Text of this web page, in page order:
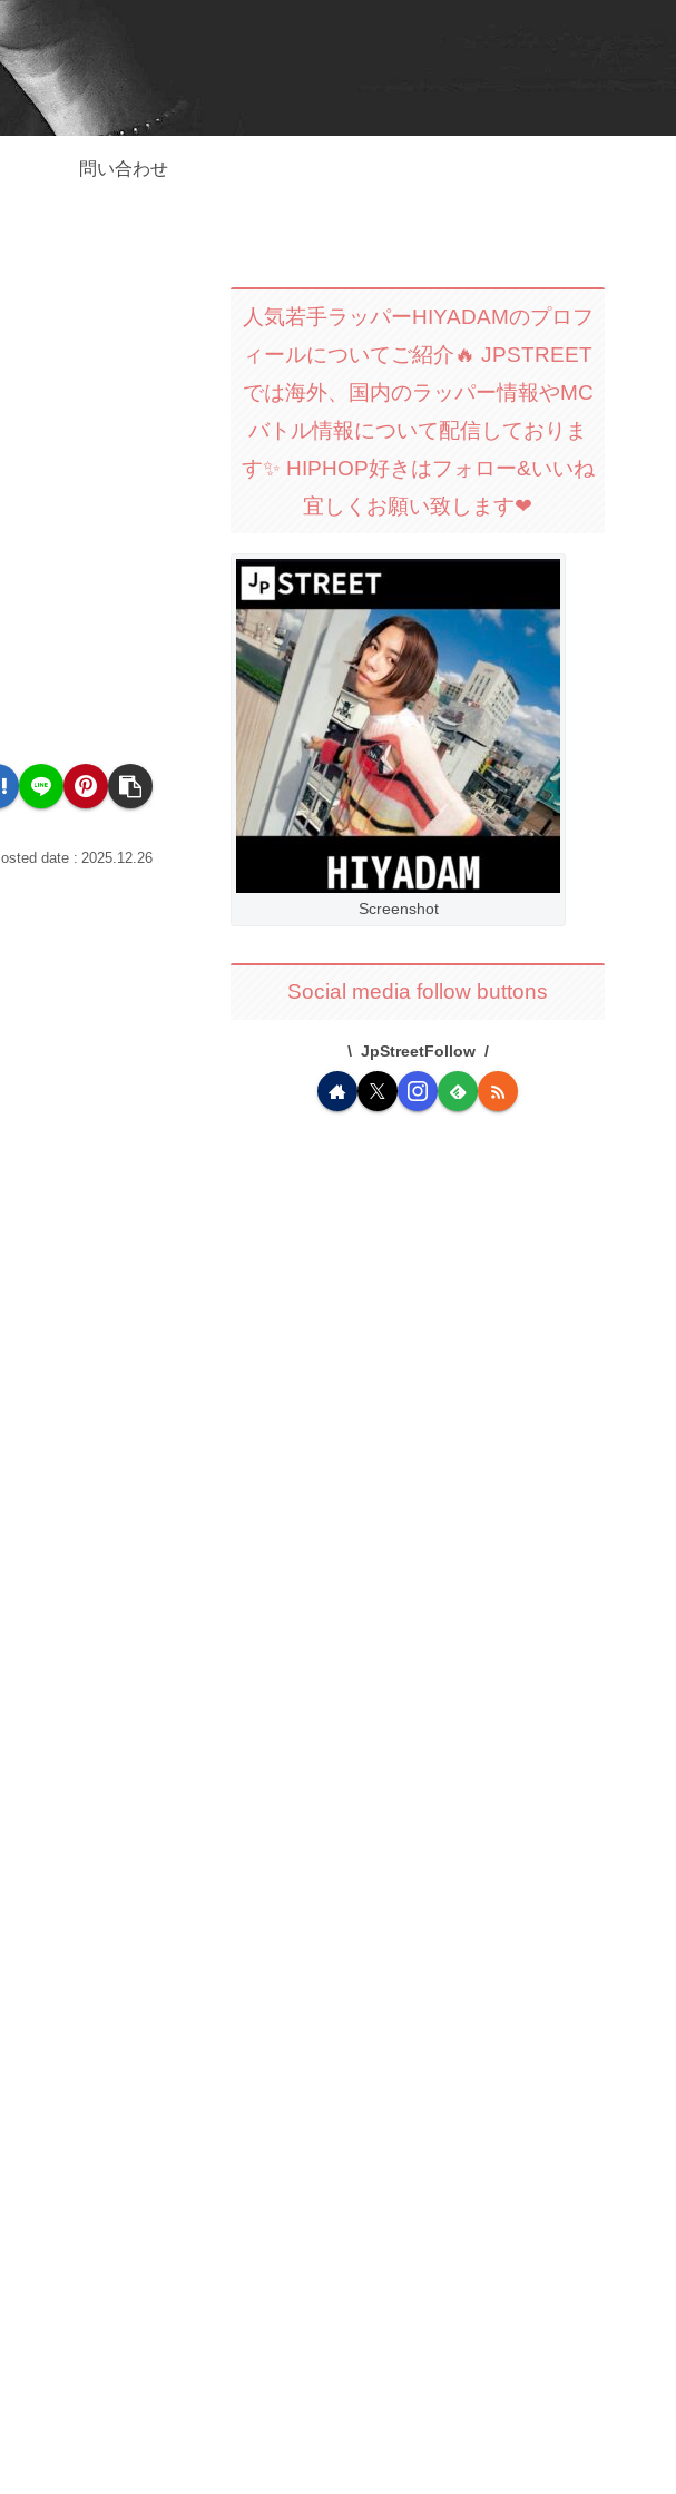
問い合わせ
2025.12.26
人気若手ラッパーHIYADAMのプロフ
ィールについてご紹介🔥 JPSTREET
では海外、国内のラッパー情報やMC
バトル情報について配信しておりま
す✨ HIPHOP好きはフォロー&いいね
宜しくお願い致します❤︎
Screenshot
Social media follow buttons
JpStreetFollow